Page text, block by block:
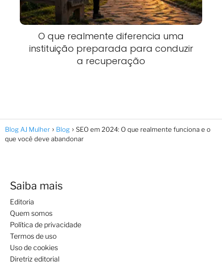
O que realmente diferencia uma
instituição preparada para conduzir
a recuperação
Blog AJ Mulher Blog
SEO em 2024: O que realmente funciona e o
que você deve abandonar
Saiba mais
Editoria
Quem somos
Política de privacidade
Termos de uso
Uso de cookies
Diretriz editorial